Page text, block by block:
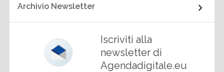
Archivio Newsletter
Iscriviti alla
newsletter di
Agendadigitale.eu